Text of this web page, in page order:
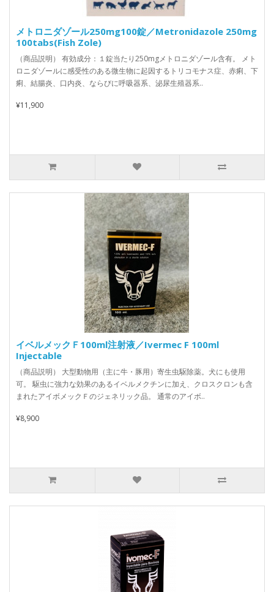
メトロニダゾール250mg100錠／Metronidazole 250mg
100tabs(Fish Zole)
（商品説明） 有効成分：１錠当たり250mgメトロニダゾール含有。 メト
ロニダゾールに感受性のある微生物に起因するトリコモナス症、赤痢、下
痢、結腸炎、口内炎、ならびに呼吸器系、泌尿生殖器系..
¥11,900
イベルメックＦ100ml注射液／Ivermec F 100ml
Injectable
（商品説明） 大型動物用（主に牛・豚用）寄生虫駆除薬。犬にも使用
可。 駆虫に強力な効果のあるイベルメクチンに加え、クロスクロンも含
まれたアイボメックＦのジェネリック品。 通常のアイボ..
¥8,900